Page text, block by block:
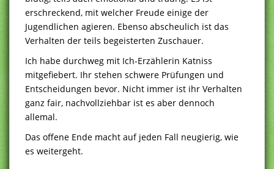
erschreckend, mit welcher Freude einige der
Jugendlichen agieren. Ebenso abscheulich ist das
Verhalten der teils begeisterten Zuschauer.
Ich habe durchweg mit Ich-Erzählerin Katniss
mitgefiebert. Ihr stehen schwere Prüfungen und
Entscheidungen bevor. Nicht immer ist ihr Verhalten
ganz fair, nachvollziehbar ist es aber dennoch
allemal.
Das offene Ende macht auf jeden Fall neugierig, wie
es weitergeht.